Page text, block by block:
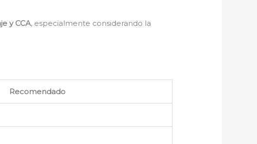
y CCA, especialmente considerando la
Recomendado